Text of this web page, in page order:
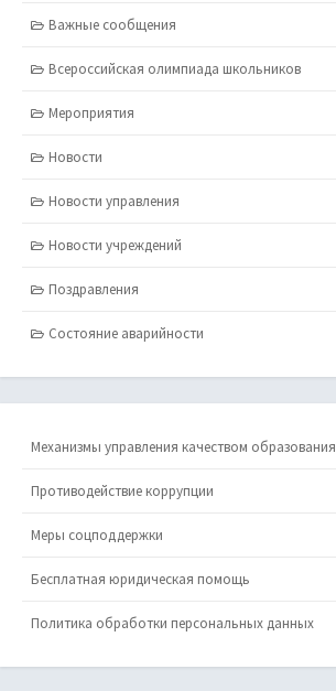
Важные сообщения
Всероссийская олимпиада школьников
Мероприятия
Новости
Новости управления
Новости учреждений
Поздравления
Состояние аварийности
Механизмы управления качеством образования
Противодействие коррупции
Меры соцподдержки
Бесплатная юридическая помощь
Политика обработки персональных данных